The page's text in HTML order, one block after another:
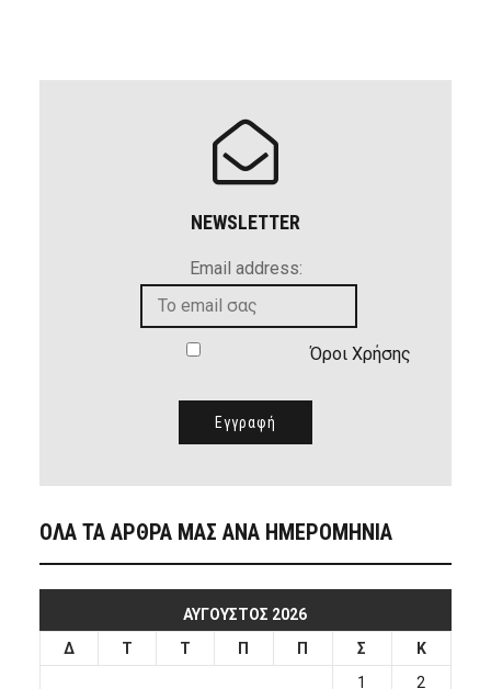
NEWSLETTER
Email address:
Όροι Χρήσης
ΟΛΑ ΤΑ ΑΡΘΡΑ ΜΑΣ ΑΝΑ ΗΜΕΡΟΜΗΝΙΑ
ΑΎΓΟΥΣΤΟΣ 2026
Δ
Τ Τ Π Π Σ
Κ
1
2